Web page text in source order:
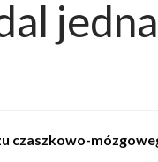
czaszkowo-